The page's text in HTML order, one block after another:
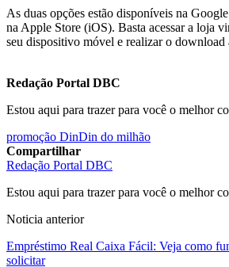
As duas opções estão disponíveis na
na Apple Store (iOS). Basta acessar a loja
seu dispositivo móvel e realizar o download
Redação Portal DBC
Estou aqui para trazer para você o melhor
promoção DinDin do milhão
Compartilhar
Redação Portal DBC
Estou aqui para trazer para você o melhor
Noticia anterior
Empréstimo Real Caixa Fácil: Veja como
solicitar